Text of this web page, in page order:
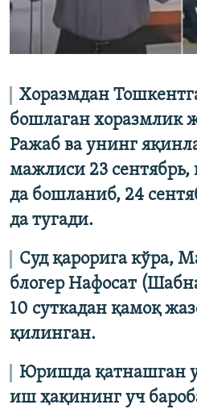
Хоразмдан
бошлаган хоразмлик
Ражаб ва унинг
мажлиси 23 сентябрь,
да бошланиб, 24
да тугади.
Суд қарорига кўра,
блогер Нафосат
10 суткадан қамоқ
қилинган.
Юришда қатнашган
иш ҳақининг уч